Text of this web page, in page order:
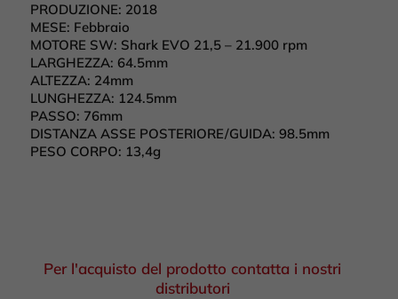
PRODUZIONE: 2018
MESE: Febbraio
MOTORE SW: Shark EVO 21,5 – 21.900 rpm
LARGHEZZA: 64.5mm
ALTEZZA: 24mm
LUNGHEZZA: 124.5mm
PASSO: 76mm
DISTANZA ASSE POSTERIORE/GUIDA: 98.5mm
PESO CORPO: 13,4g
Per l'acquisto del prodotto contatta i nostri
distributori